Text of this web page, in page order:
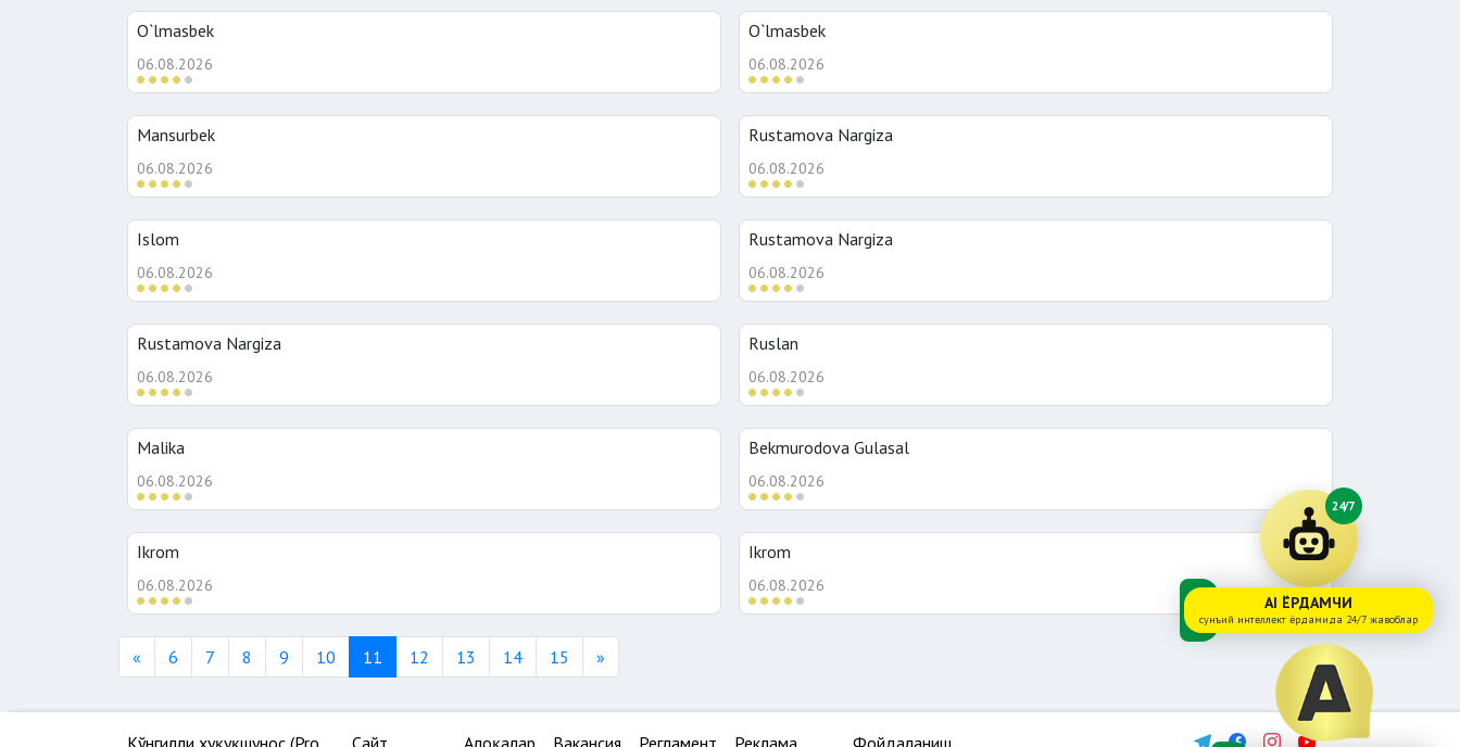
O`lmasbek
06.08.2026
O`lmasbek
06.08.2026
Mansurbek
06.08.2026
Rustamova Nargiza
06.08.2026
Islom
06.08.2026
Rustamova Nargiza
06.08.2026
Rustamova Nargiza
06.08.2026
Ruslan
06.08.2026
Malika
06.08.2026
Bekmurodova Gulasal
06.08.2026
Ikrom
06.08.2026
Ikrom
06.08.2026
« Previous
6 7 8 9 10 11 12 13 14 15 »
Кўнгилли ҳуқуқшунос (Pro Сайт Алоқалар Вакансия Регламент Реклама Фойдаланиш
24/7
AI ЁРДАМЧИ
сунъий интеллект ёрдамида 24/7 жавоблар